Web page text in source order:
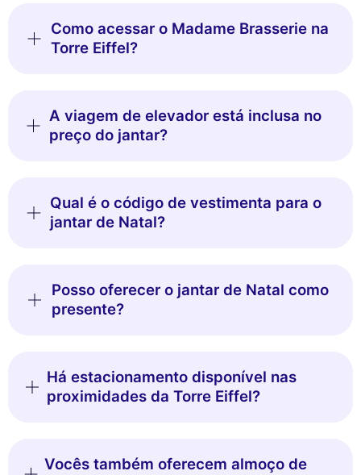
Como acessar o Madame Brasserie na
Torre Eiffel?
A viagem de elevador está inclusa no
preço do jantar?
Qual é o código de vestimenta para o
jantar de Natal?
Posso oferecer o jantar de Natal como
presente?
Há estacionamento disponível nas
proximidades da Torre Eiffel?
Vocês também oferecem almoço de